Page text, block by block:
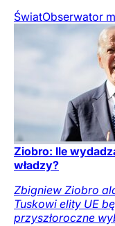
ŚwiatObserwator
Ziobro: Ile
władzy?
Zbigniew Ziobro
Tuskowi elity UE
przyszłoroczne